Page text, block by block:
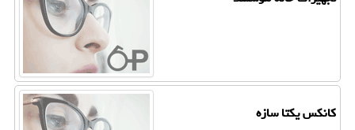
كانكس یكتا سازه